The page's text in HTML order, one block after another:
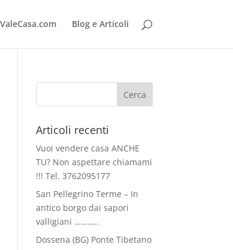
Blog e Articoli
Articoli recenti
Vuoi vendere casa ANCHE
TU? Non aspettare chiamami
!!! Tel. 3762095177
San Pellegrino Terme – In
antico borgo dai sapori
valligiani ………..
Dossena (BG) Ponte Tibetano